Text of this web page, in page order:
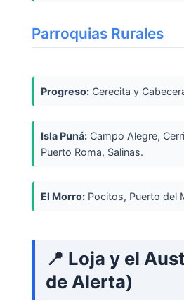
Parroquias Rurales
Progreso: Cerecita y
Isla Puná: Campo Alegre,
Puerto Roma, Salinas.
El Morro: Pocitos, Puerto del
📍 Loja y el
de Alerta)